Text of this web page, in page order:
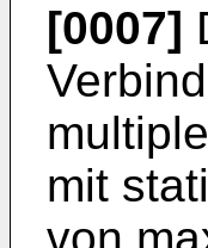
[0007]
mit
von